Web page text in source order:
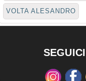
VOLTA ALESANDRO